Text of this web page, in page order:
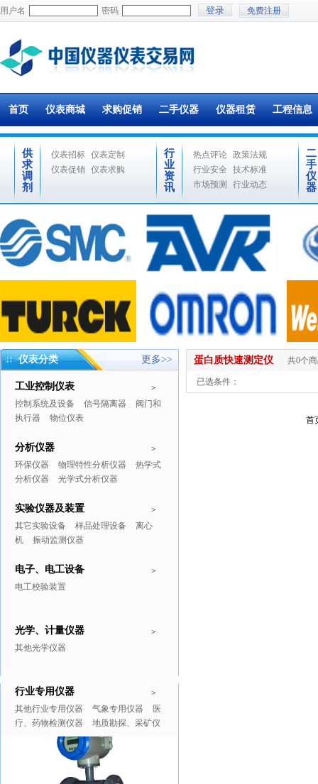
用户名 密码 免费注册
首页 仪表商城 求购促销 二手仪器 仪器租赁 工程信息
供
求
调
剂
仪表招标 仪表定制
仪表促销
仪表求购
行
业
资
讯
热点评论 政策法规
行业安全
技术标准
市场预测
行业动态
二
手
仪
器
仪表分类 更多>>
>
工业控制仪表
控制系统及设备 信号隔离器
阀门和
执行器
物位仪表
>
分析仪器
环保仪器 物理特性分析仪器
热学式
分析仪器
光学式分析仪器
>
实验仪器及装置
其它实验设备 样品处理设备
离心
机
振动监测仪器
>
电子、电工设备
电工校验装置
>
光学、计量仪器
其他光学仪器
>
行业专用仪器
其他行业专用仪器 气象专用仪器
医
疗、药物检测仪器
地质勘探、采矿仪
推广商品 更多>>
蛋白质快速测定仪 共0个
已选条件：
首